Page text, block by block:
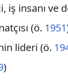
iş insanı ve
(ö. 1951
lideri (ö.
)